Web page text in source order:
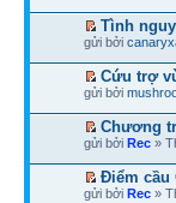
Tình
gửi bởi
Cứu trợ
gửi bởi
Chương
gửi bởi Rec »
Điểm cầu
gửi bởi Rec »